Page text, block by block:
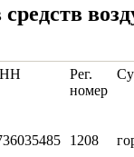
Рег.
номер
1208